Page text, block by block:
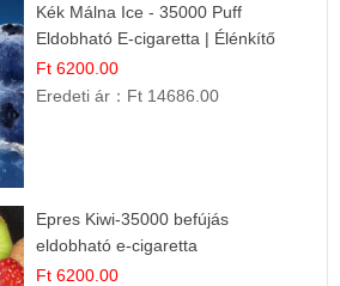
Kék Málna Ice - 35000 Puff
Eldobható E-cigaretta | Élénkítő
Gyümölcsös Frissesség!
Ft 6200.00
Eredeti ár： Ft 14686.00
Epres Kiwi-35000 befújás
eldobható e-cigaretta
Ft 6200.00